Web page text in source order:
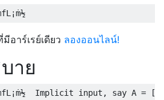
อาร์เรย์เดียว ลองออนไลน์!
าย
Implicit input, say A =